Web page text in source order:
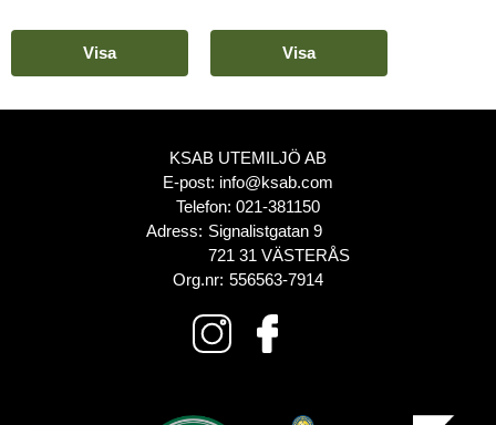
Visa Visa
KSAB UTEMILJÖ AB
E-post: info@ksab.com
Telefon: 021-381150
Adress: Signalistgatan 9
721 31 VÄSTERÅS
Org.nr: 556563-7914